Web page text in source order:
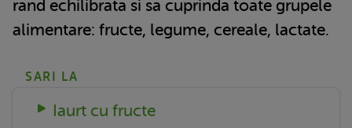
rand echilibrata si sa cuprinda toate grupele
alimentare: fructe, legume, cereale, lactate.
SARI LA
Iaurt cu fructe